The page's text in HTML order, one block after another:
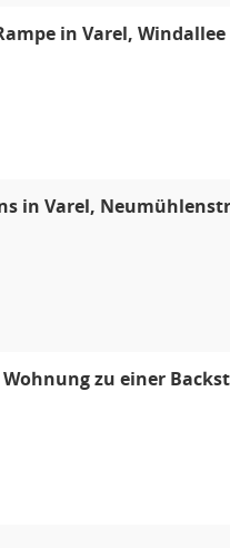
in Varel,
in Varel,
zu einer